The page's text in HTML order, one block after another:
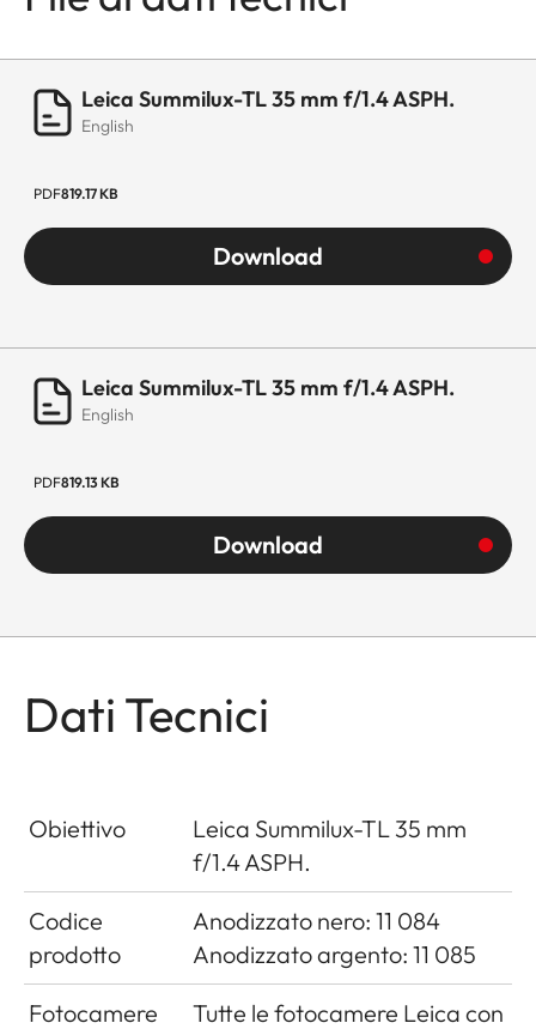
Leica Summilux-TL 35 mm f/1.4 ASPH.
English
PDF819.17 KB
Download
Leica Summilux-TL 35 mm f/1.4 ASPH.
English
PDF819.13 KB
Download
Dati Tecnici
Obiettivo
Leica Summilux-TL 35 mm
f/1.4 ASPH.
Codice
prodotto
Anodizzato nero: 11 084
Anodizzato argento: 11 085
Fotocamere
Tutte le fotocamere Leica con